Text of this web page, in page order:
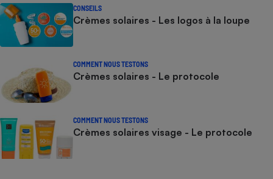
CONSEILS
Crèmes solaires - Les logos à la loupe
COMMENT NOUS TESTONS
Crèmes solaires - Le protocole
COMMENT NOUS TESTONS
Crèmes solaires visage - Le protocole